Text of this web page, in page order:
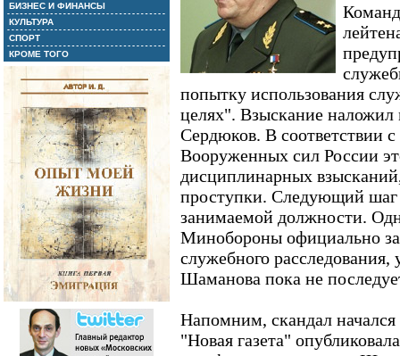
БИЗНЕС И ФИНАНСЫ
КУЛЬТУРА
СПОРТ
КРОМЕ ТОГО
попытку использования
целях". Взыскание
Сердюков. В соответствии
Вооруженных сил России
дисциплинарных
проступки. Следующий шаг
занимаемой должности.
Минобороны официально
служебного расследования,
Шаманова пока не
Напомним, скандал начался
"Новая газета"